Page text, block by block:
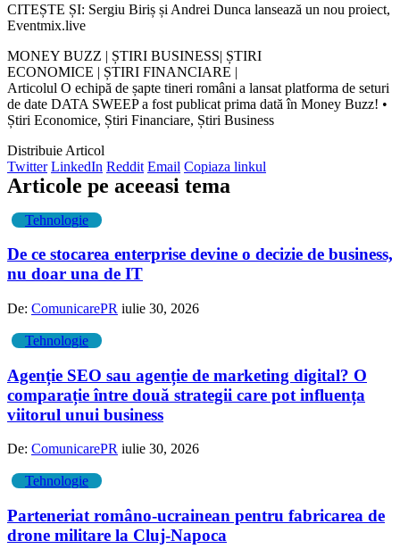
CITEȘTE ȘI: Sergiu Biriș și Andrei Dunca lansează un nou proiect,
Eventmix.live
MONEY BUZZ | ȘTIRI BUSINESS| ȘTIRI
ECONOMICE | ȘTIRI FINANCIARE |
Articolul O echipă de șapte tineri români a lansat platforma de seturi
de date DATA SWEEP a fost publicat prima dată în Money Buzz! •
Știri Economice, Știri Financiare, Știri Business
Distribuie Articol
Twitter LinkedIn Reddit Email Copiaza linkul
Articole pe aceeasi tema
Tehnologie
De ce stocarea enterprise devine o decizie de business,
nu doar una de IT
De: ComunicarePR iulie 30, 2026
Tehnologie
Agenție SEO sau agenție de marketing digital? O
comparație între două strategii care pot influența
viitorul unui business
De: ComunicarePR iulie 30, 2026
Tehnologie
Parteneriat româno-ucrainean pentru fabricarea de
drone militare la Cluj-Napoca